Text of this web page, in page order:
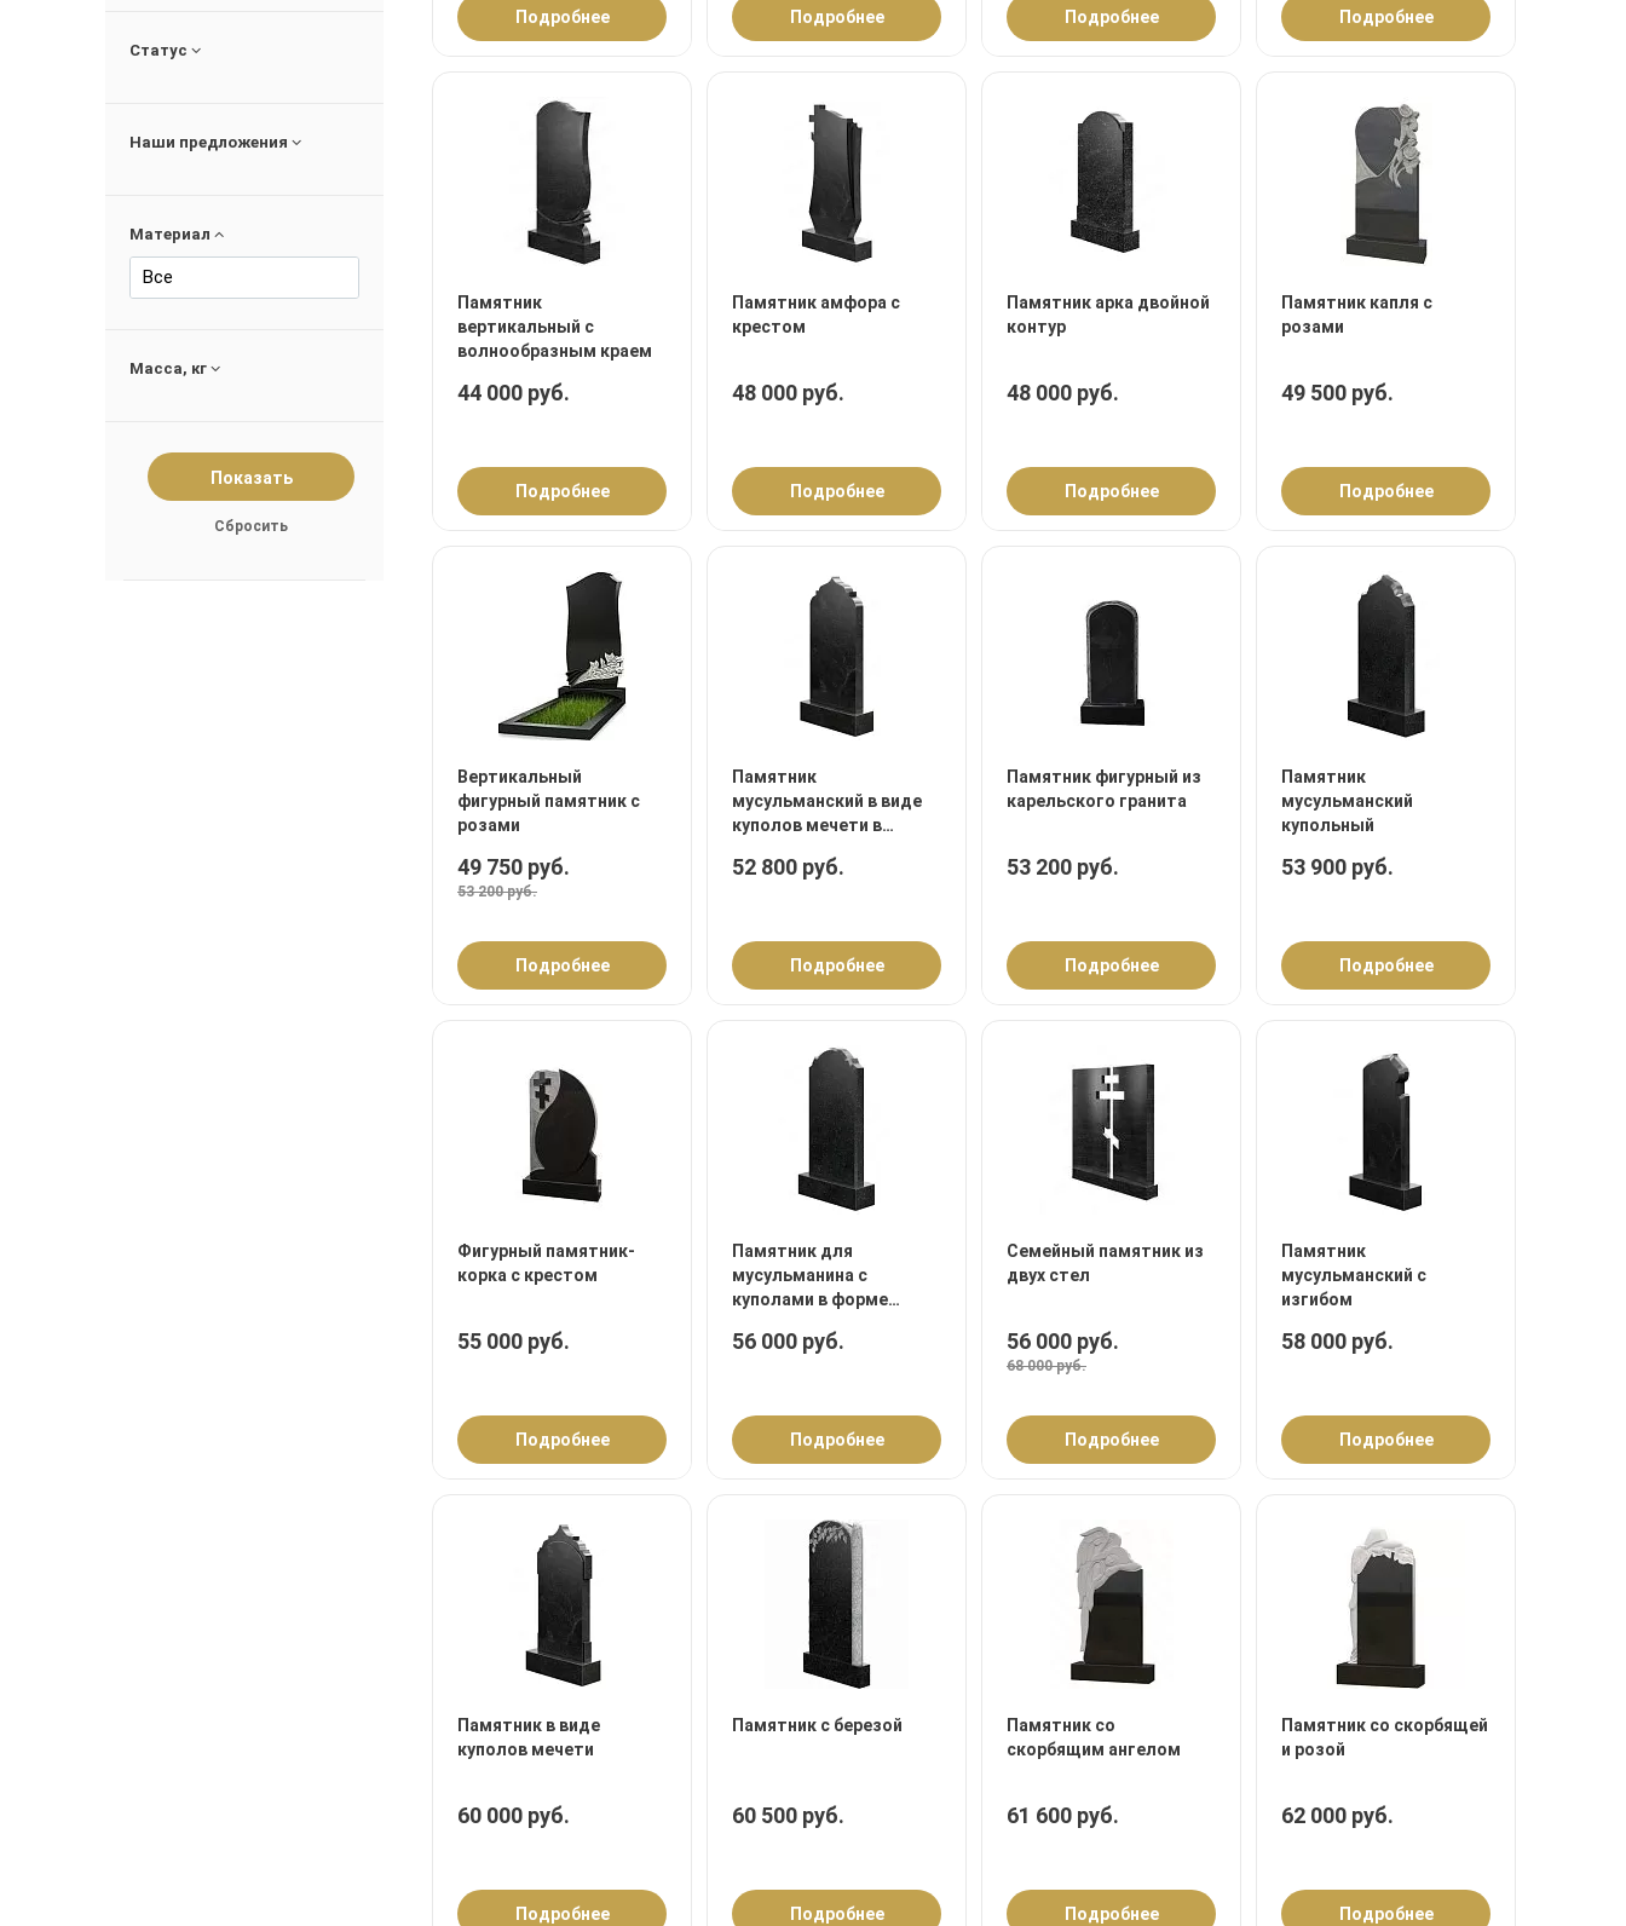
Статус
Наши предложения
Материал
Все
Масса, кг
Подробнее Подробнее Подробнее Подробнее
Памятник
вертикальный с
волнообразным краем
44 000 руб.
Подробнее
Памятник амфора с
крестом
48 000 руб.
Подробнее
Памятник арка двойной
контур
48 000 руб.
Подробнее
Памятник капля с
розами
49 500 руб.
Подробнее
Вертикальный
фигурный памятник с
розами
49 750 руб.
53 200 руб.
Подробнее
Памятник
мусульманский в виде
куполов мечети в
52 800 руб.
Подробнее
Памятник фигурный из
карельского гранита
53 200 руб.
Подробнее
Памятник
мусульманский
купольный
53 900 руб.
Подробнее
Фигурный памятник-
корка с крестом
55 000 руб.
Подробнее
Памятник для
мусульманина с
куполами в форме
56 000 руб.
Подробнее
Семейный памятник из
двух стел
56 000 руб.
68 000 руб.
Подробнее
Памятник
мусульманский с
изгибом
58 000 руб.
Подробнее
Памятник в виде
куполов мечети
60 000 руб.
Подробнее
Памятник с березой
60 500 руб.
Подробнее
Памятник со
скорбящим ангелом
61 600 руб.
Подробнее
Памятник со скорбящей
и розой
62 000 руб.
Подробнее